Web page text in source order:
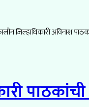
जिल्हाधिकारी अविनाश